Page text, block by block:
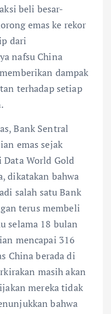
beli besar-
emas ke rekor
dari
nafsu China
dampak
terhadap setiap
Bank Sentral
emas sejak
World Gold
dikatakan bahwa
salah satu Bank
terus membeli
selama 18 bulan
mencapai 316
China berada di
masih akan
mereka tidak
bahwa